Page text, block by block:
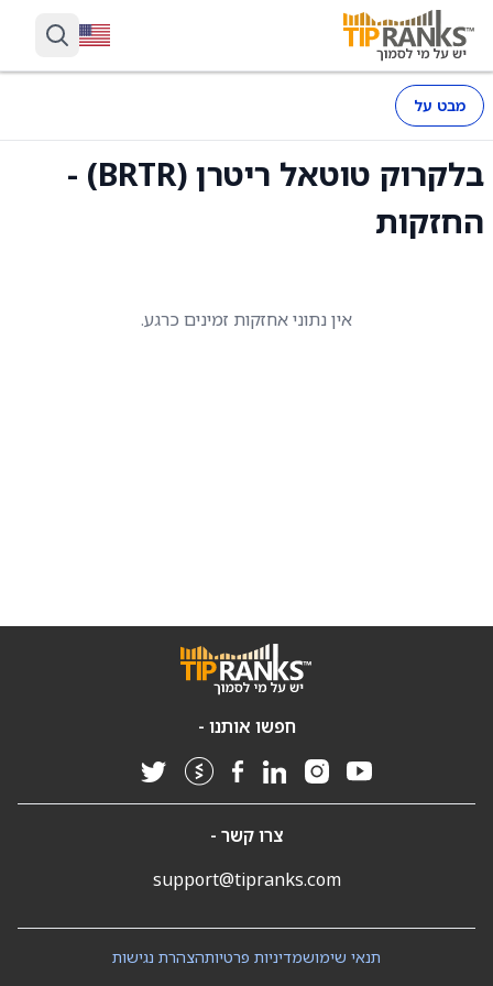
מבט על
בלקרוק טוטאל ריטרן (BRTR) -
החזקות
אין נתוני אחזקות זמינים כרגע.
חפשו אותנו -
צרו קשר -
support@tipranks.com
הצהרת נגישותמדיניות פרטיותתנאי שימוש